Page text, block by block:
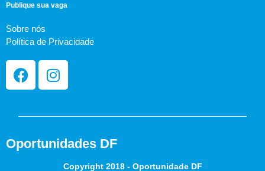
Publique sua vaga
Sobre nós
Política de Privacidade
Oportunidades DF
Copyright 2018 - Oportunidade DF